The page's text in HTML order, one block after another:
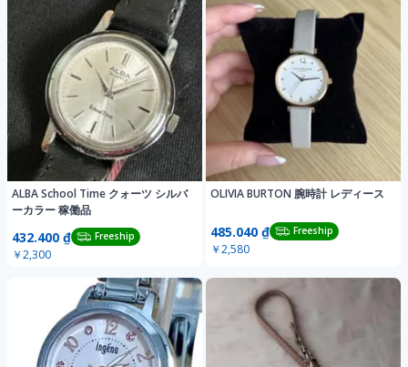
ALBA School Time クォーツ シルバ
ーカラー 稼働品
432.400 ₫ Freeship
￥2,300
OLIVIA BURTON 腕時計 レディース
485.040 ₫ Freeship
￥2,580